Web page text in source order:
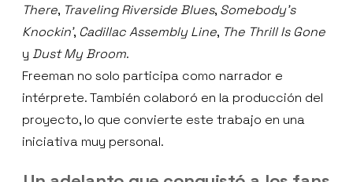
There, Traveling Riverside Blues, Somebody’s
Knockin’, Cadillac Assembly Line, The Thrill Is Gone
y Dust My Broom.
Freeman no solo participa como narrador e
intérprete. También colaboró en la producción del
proyecto, lo que convierte este trabajo en una
iniciativa muy personal.